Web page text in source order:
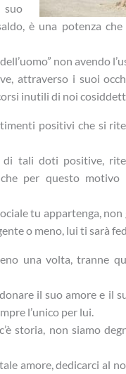
suo
è una potenza
non avendo
attraverso i suoi
inutili di noi
positivi che si
di tali doti positive,
per questo motivo
tu appartenga, non
o meno, lui ti sarà
una volta, tranne
il suo amore e il
l’unico per lui.
storia, non siamo
amore, dedicarci al